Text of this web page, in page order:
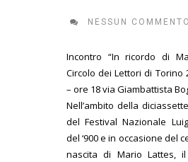
NESSUN COMMENTO
Incontro “In ricordo di
Circolo dei Lettori di Torino
– ore 18 via Giambattista
Nell’ambito della
del Festival Nazionale
del ‘900 e in occasione del
nascita di Mario Lattes,